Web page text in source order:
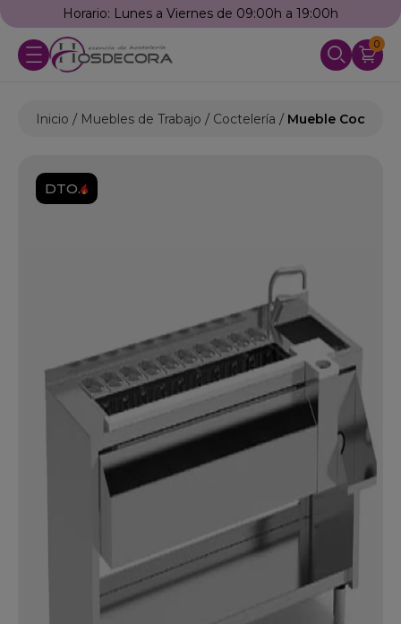
Horario: Lunes a Viernes de 09:00h a 19:00h
0
Inicio Muebles de Trabajo Coctelería Mueble
DTO.